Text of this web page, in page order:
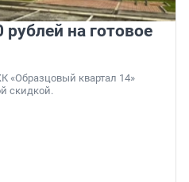
на готовое
«Образцовый квартал 14»
скидкой.